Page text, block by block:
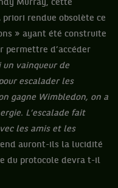
Murray, cette
priori rendue obsolète ce
» ayant été construite
permettre d’accéder
un vainqueur de
escalader les
gagne Wimbledon, on a
L’escalade fait
les amis et les
end auront-ils la lucidité
du protocole devra t-il